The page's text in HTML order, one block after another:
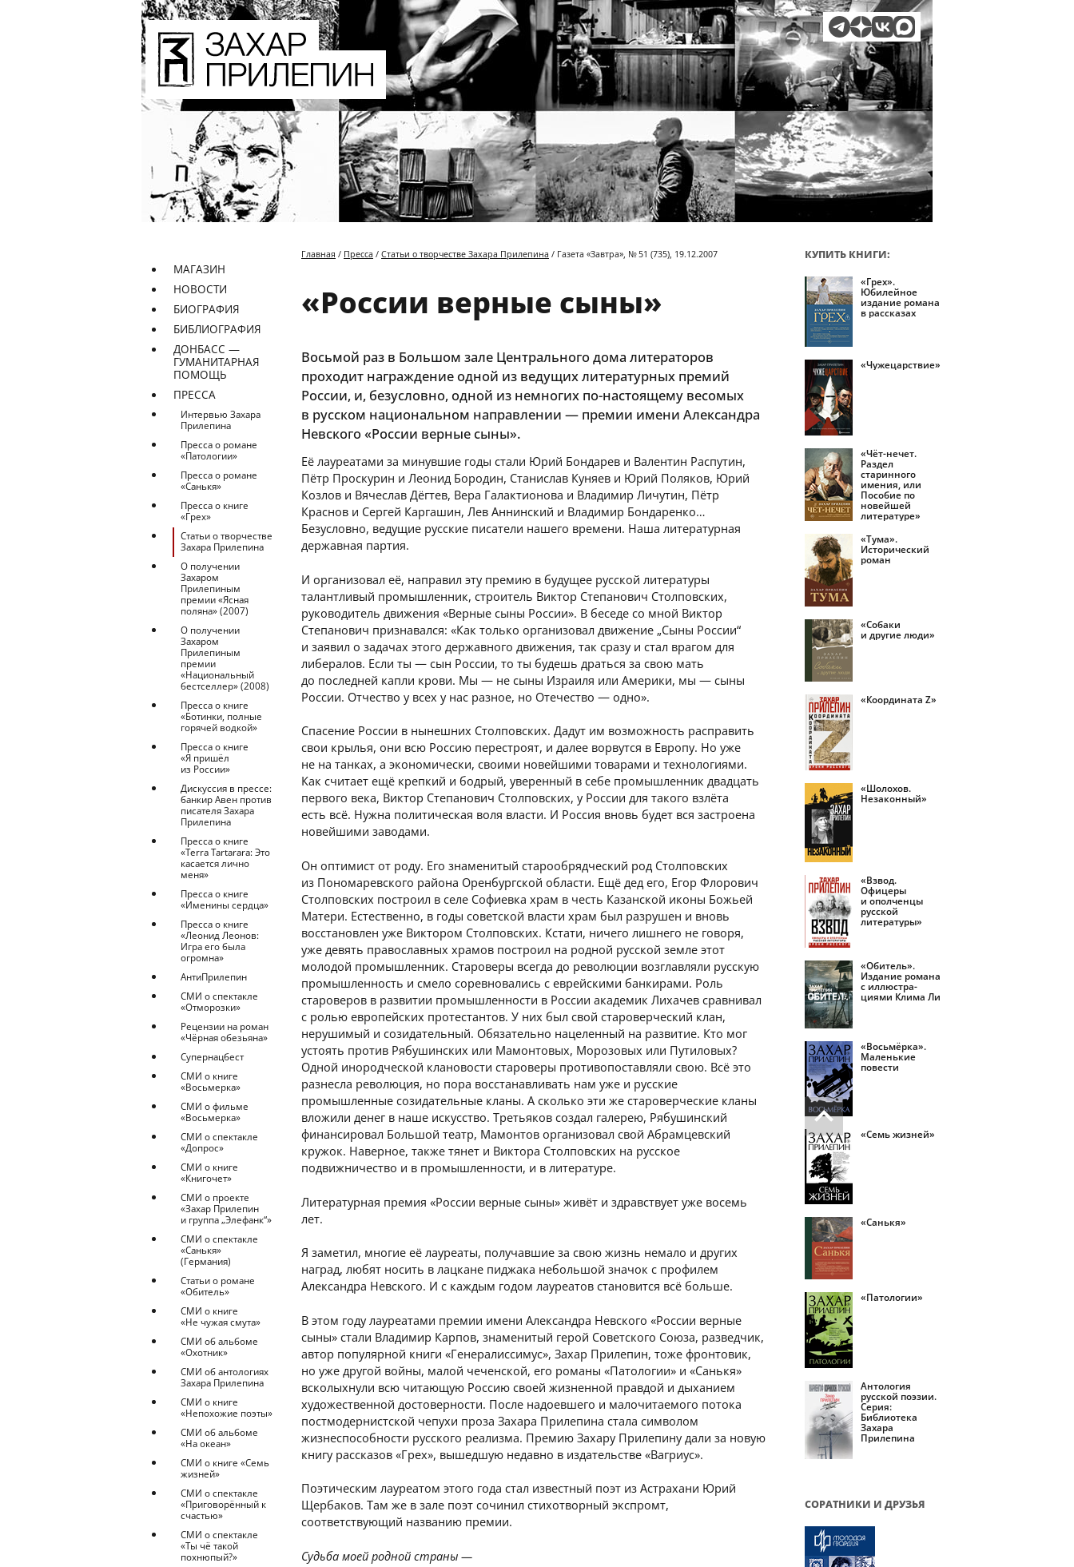
МАГАЗИН
НОВОСТИ
БИОГРАФИЯ
БИБЛИОГРАФИЯ
ДОНБАСС —
ГУМАНИТАРНАЯ
ПОМОЩЬ
ПРЕССА
Интервью Захара
Прилепина
Пресса о романе
«Патологии»
Пресса о романе
«Санькя»
Пресса о книге
«Грех»
Статьи о творчестве
Захара Прилепина
О получении
Захаром
Прилепиным
премии «Ясная
поляна» (2007)
О получении
Захаром
Прилепиным
премии
«Национальный
бестселлер» (2008)
Пресса о книге
«Ботинки, полные
горячей водкой»
Пресса о книге
«Я пришёл
из России»
Дискуссия в прессе:
банкир Авен против
писателя Захара
Прилепина
Пресса о книге
«Terra Tartarara: Это
касается лично
меня»
Пресса о книге
«Именины сердца»
Пресса о книге
«Леонид Леонов:
Игра его была
огромна»
АнтиПрилепин
СМИ о спектакле
«Отморозки»
Рецензии на роман
«Чёрная обезьяна»
Супернацбест
СМИ о книге
«Восьмерка»
СМИ о фильме
«Восьмерка»
СМИ о спектакле
«Допрос»
СМИ о книге
«Книгочет»
СМИ о проекте
«Захар Прилепин
и группа „Элефанк“»
СМИ о спектакле
«Санькя»
(Германия)
Статьи о романе
«Обитель»
СМИ о книге
«Не чужая смута»
СМИ об альбоме
«Охотник»
СМИ об антологиях
Захара Прилепина
СМИ о книге
«Непохожие поэты»
СМИ об альбоме
«На океан»
СМИ о книге «Семь
жизней»
СМИ о спектакле
«Приговорённый к
счастью»
СМИ о спектакле
«Ты чё такой
похнюпый?»
Главная / Пресса / Статьи о творчестве Захара Прилепина / Газета «Завтра», № 51 (735), 19.12.2007
«России верные сыны»
Восьмой раз в Большом зале Центрального дома литераторов
проходит награждение одной из ведущих литературных премий
России, и, безусловно, одной из немногих по-настоящему весомых
в русском национальном направлении — премии имени Александра
Невского «России верные сыны».
Её лауреатами за минувшие годы стали Юрий Бондарев и Валентин Распутин,
Пётр Проскурин и Леонид Бородин, Станислав Куняев и Юрий Поляков, Юрий
Козлов и Вячеслав Дёгтев, Вера Галактионова и Владимир Личутин, Пётр
Краснов и Сергей Каргашин, Лев Аннинский и Владимир Бондаренко…
Безусловно, ведущие русские писатели нашего времени. Наша литературная
державная партия.
И организовал её, направил эту премию в будущее русской литературы
талантливый промышленник, строитель Виктор Степанович Столповских,
руководитель движения «Верные сыны России». В беседе со мной Виктор
Степанович признавался: «Как только организовал движение „Сыны России“
и заявил о задачах этого державного движения, так сразу и стал врагом для
либералов. Если ты — сын России, то ты будешь драться за свою мать
до последней капли крови. Мы — не сыны Израиля или Америки, мы — сыны
России. Отчество у всех у нас разное, но Отечество — одно».
Спасение России в нынешних Столповских. Дадут им возможность расправить
свои крылья, они всю Россию перестроят, и далее ворвутся в Европу. Но уже
не на танках, а экономически, своими новейшими товарами и технологиями.
Как считает ещё крепкий и бодрый, уверенный в себе промышленник двадцать
первого века, Виктор Степанович Столповских, у России для такого взлёта
есть всё. Нужна политическая воля власти. И Россия вновь будет вся застроена
новейшими заводами.
Он оптимист от роду. Его знаменитый старообрядческий род Столповских
из Пономаревского района Оренбургской области. Ещё дед его, Егор Флорович
Столповских построил в селе Софиевка храм в честь Казанской иконы Божьей
Матери. Естественно, в годы советской власти храм был разрушен и вновь
восстановлен уже Виктором Столповских. Кстати, ничего лишнего не говоря,
уже девять православных храмов построил на родной русской земле этот
молодой промышленник. Староверы всегда до революции возглавляли русскую
промышленность и смело соревновались с еврейскими банкирами. Роль
староверов в развитии промышленности в России академик Лихачев сравнивал
с ролью европейских протестантов. У них был свой староверческий клан,
нерушимый и созидательный. Обязательно нацеленный на развитие. Кто мог
устоять против Рябушинских или Мамонтовых, Морозовых или Путиловых?
Одной инородческой клановости староверы противопоставляли свою. Всё это
разнесла революция, но пора восстанавливать нам уже и русские
промышленные созидательные кланы. А сколько эти же староверческие кланы
вложили денег в наше искусство. Третьяков создал галерею, Рябушинский
финансировал Большой театр, Мамонтов организовал свой Абрамцевский
кружок. Наверное, также тянет и Виктора Столповских на русское
подвижничество и в промышленности, и в литературе.
Литературная премия «России верные сыны» живёт и здравствует уже восемь
лет.
Я заметил, многие её лауреаты, получавшие за свою жизнь немало и других
наград, любят носить в лацкане пиджака небольшой значок с профилем
Александра Невского. И с каждым годом лауреатов становится всё больше.
В этом году лауреатами премии имени Александра Невского «России верные
сыны» стали Владимир Карпов, знаменитый герой Советского Союза, разведчик,
автор популярной книги «Генералиссимус», Захар Прилепин, тоже фронтовик,
но уже другой войны, малой чеченской, его романы «Патологии» и «Санькя»
всколыхнули всю читающую Россию своей жизненной правдой и дыханием
художественной достоверности. После надоевшего и малочитаемого потока
постмодернистской чепухи проза Захара Прилепина стала символом
жизнеспособности русского реализма. Премию Захару Прилепину дали за новую
книгу рассказов «Грех», вышедшую недавно в издательстве «Вагриус».
Поэтическим лауреатом этого года стал известный поэт из Астрахани Юрий
Щербаков. Там же в зале поэт сочинил стихотворный экспромт,
соответствующий названию премии.
Судьба моей родной страны —
КУПИТЬ КНИГИ:
«Грех».
Юбилейное
издание романа
в рассказах
«Чужецарствие»
«Чёт-нечет.
Раздел
старинного
имения, или
Пособие по
новейшей
литературе»
«Тума».
Исторический
роман
«Собаки
и другие люди»
«Координата Z»
«Шолохов.
Незаконный»
«Взвод.
Офицеры
и ополченцы
русской
литературы»
«Обитель».
Издание романа
с иллюстра­
циями Клима Ли
«Восьмёрка».
Маленькие
повести
«Семь жизней»
«Санькя»
«Патологии»
Антология
русской поэзии.
Серия:
Библиотека
Захара
Прилепина
СОРАТНИКИ И ДРУЗЬЯ